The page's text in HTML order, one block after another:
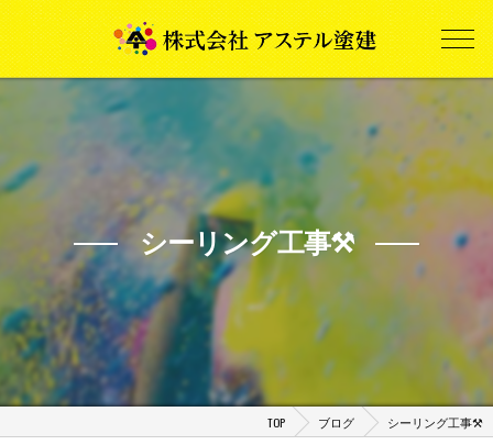
シーリング工事⚒️
TOP ブログ シーリング工事⚒️